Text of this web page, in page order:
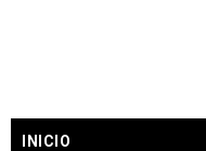
INICIO